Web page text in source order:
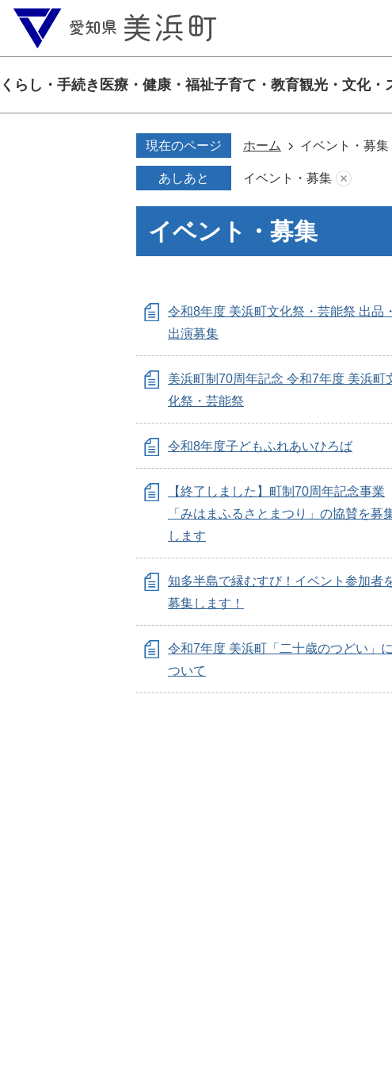
くらし・手続き 医療・健康・福祉子育て・教育観光・文化・
現在のページ ホーム イベント・募集
あしあと イベント・募集
イベント・募集
令和8年度 美浜町文化祭・芸能祭 出品・
出演募集
美浜町制70周年記念 令和7年度 美浜町
化祭・芸能祭
令和8年度子どもふれあいひろば
【終了しました】町制70周年記念事業
「みはまふるさとまつり」の協賛を募
します
知多半島で縁むすび！イベント参加者
募集します！
令和7年度 美浜町「二十歳のつどい」に
ついて